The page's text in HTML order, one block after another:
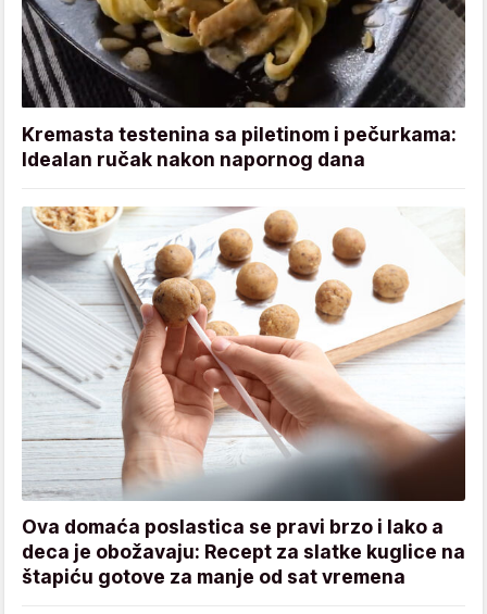
Kremasta testenina sa piletinom i pečurkama:
Idealan ručak nakon napornog dana
Ova domaća poslastica se pravi brzo i lako a
deca je obožavaju: Recept za slatke kuglice na
štapiću gotove za manje od sat vremena